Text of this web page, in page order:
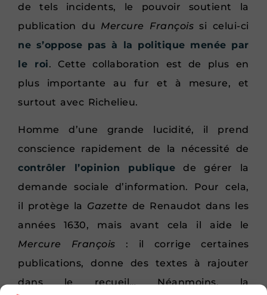
de tels incidents, le pouvoir soutient la
publication du Mercure François si celui-ci
ne s’oppose pas à la politique menée par
le roi. Cette collaboration est de plus en
plus importante au fur et à mesure, et
surtout avec Richelieu.
Homme d’une grande lucidité, il prend
conscience rapidement de la nécessité de
contrôler l’opinion publique de gérer la
demande sociale d’information. Pour cela,
il protège la Gazette de Renaudot dans les
années 1630, mais avant cela il aide le
Mercure François : il corrige certaines
publications, donne des textes à rajouter
dans le recueil… Néanmoins, la